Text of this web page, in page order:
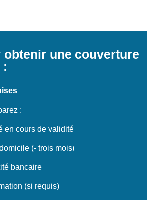
obtenir une couverture
:
:
en cours de validité
(- trois mois)
bancaire
(si requis)